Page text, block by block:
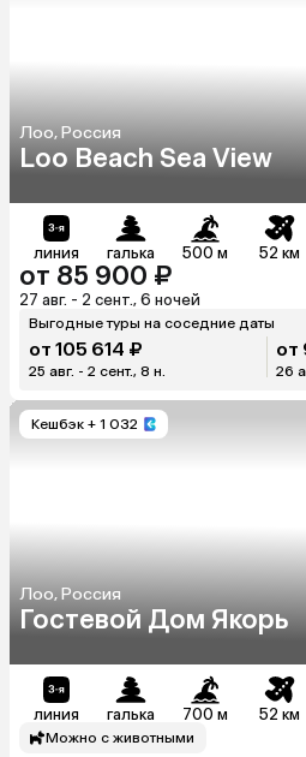
Лоо, Россия
Loo Beach Sea View
линия галька 500 м 52 км
от 85 900 ₽
27 авг. - 2 сент., 6 ночей
Выгодные туры на соседние даты
от 105 614 ₽
25 авг. - 2 сент., 8 н.
от
26
Кешбэк + 1 032
Лоо, Россия
Гостевой Дом Якорь
линия галька 700 м 52 км
Можно с животными